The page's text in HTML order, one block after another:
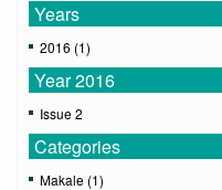
Years
2016 (1)
Year 2016
Issue 2
Categories
Makale (1)